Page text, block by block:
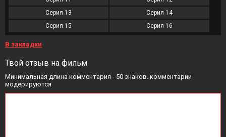
Серия 13
Серия 14
Серия 15
Серия 16
В закладки
Твой отзыв на фильм
Минимальная длина комментария - 50 знаков. комментарии
модерируются